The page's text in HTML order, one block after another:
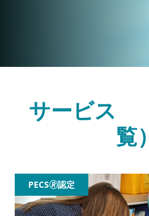
サービス
覧）
PECS🄬認定